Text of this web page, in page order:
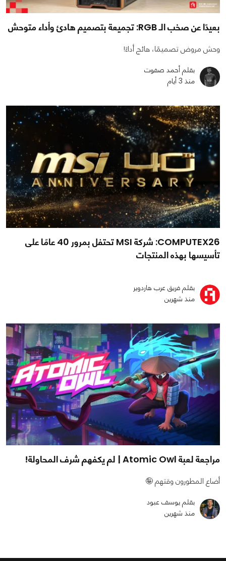
بعيدًا عن صخب الـ RGB: تجميعة بتصميم هادئ وأداء متوحش
وحش مروض تصميمًا، هائج أداءً!
بقلم أحمد صفوت
منذ 3 أيام
COMPUTEX26: شركة MSI تحتفل بمرور 40 عامًا على
تأسيسها بهذه المنتجات
بقلم فريق عرب هاردوير
منذ شهرين
مراجعة لعبة Atomic Owl | لم يكفهم شرف المحاولة!
أضاع المطورون وقتهم 🤪
بقلم يوسف عبود
منذ شهرين